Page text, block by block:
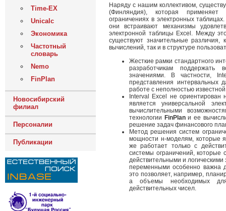
Time-EX
Unicalc
Экономика
Частотный
словарь
Nemo
FinPlan
Новосибирский
филиал
Персоналии
Публикации
Наряду с нашим коллективом,
(Финляндия), которая применяет
ограничениях в электронных
они встраивают механизмы
электронной таблицы Excel. Между
существуют значительные
вычислений, так и в структуре
Жесткие рамки стандартного
разработчикам поддержать
значениями. В частности,
представления интервальных
работе с неполностью
Interval Excel не ориентирован
является универсальной
вычислительными
технологии FinPlanи ее
решение задач финансового
Метод решения систем
мощности н-моделям, которые
же работает только с
системы ограничений,
действительными и
переменными особенно важна
это позволяет, например,
а объемы необходимых
действительных чисел.